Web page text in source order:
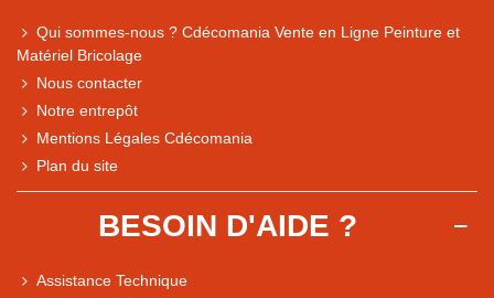
Qui sommes-nous ? Cdécomania Vente en Ligne Peinture et
Matériel Bricolage
Nous contacter
Notre entrepôt
Mentions Légales Cdécomania
Plan du site
BESOIN D'AIDE ?
Assistance Technique